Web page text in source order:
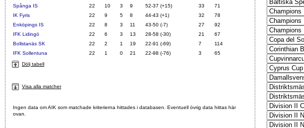
Spånga IS
22 10 3 9 52-37 (+15) 33
71
IK Fyris
22 9 5 8 44-43 (+1) 32
78
Enköpings IS
22 8 3 11 43-50 (-7) 27
92
IFK Lidingö
22 6 3 13 28-58 (-30) 21
67
Bollstanäs SK
22 2 1 19 22-91 (-69) 7
114
IFK Sollentuna
22 1 0 21 22-98 (-76) 3
65
Dölj tabell
Visa alla matcher
Ingen data om AIK som matchade kriterierna hittades i databasen. Eventuell övrig data hittas här
ovan.